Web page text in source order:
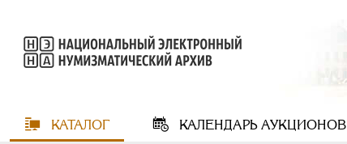
КАТАЛОГ КАЛЕНДАРЬАУКЦИОНОВ